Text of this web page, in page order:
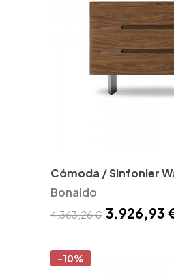
Cómoda / Sinfonier
Bonaldo
4.363,26 € 3.926,93
-10%